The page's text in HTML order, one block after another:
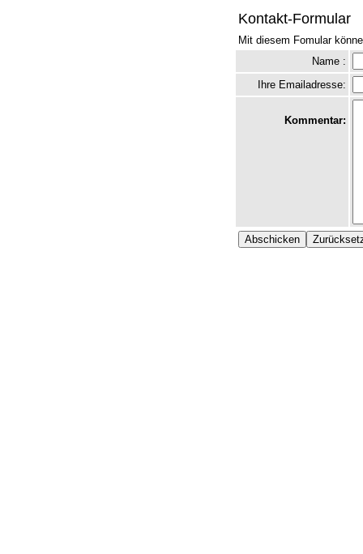
Kontakt-Formular
Mit diesem Fomular
Name :
Ihre Emailadresse:
Kommentar: